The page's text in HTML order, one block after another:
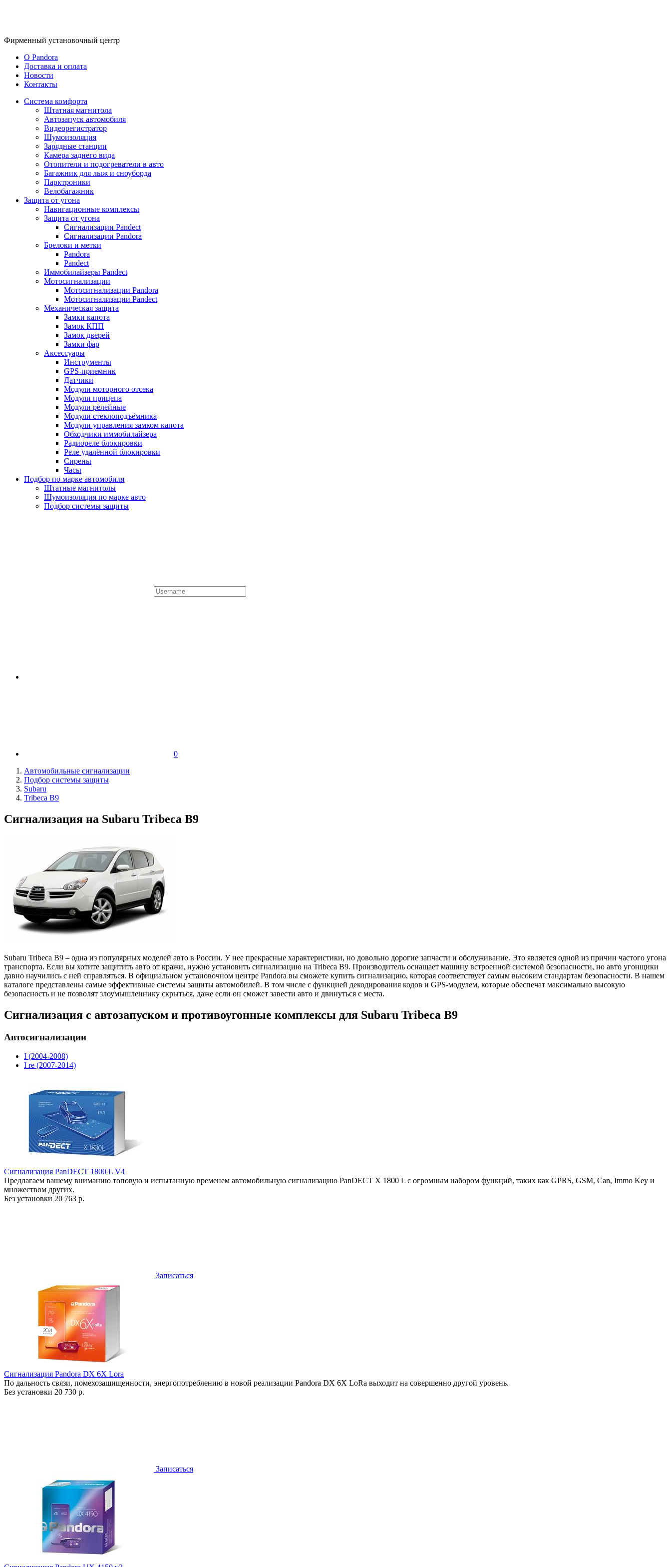
Фирменный установочный центр
O Pandora
Доставка и оплата
Новости
Контакты
Система комфорта
Штатная магнитола
Автозапуск автомобиля
Видеорегистратор
Шумоизоляция
Зарядные станции
Камера заднего вида
Отопители и подогреватели в авто
Багажник для лыж и сноуборда
Парктроники
Велобагажник
Защита от угона
Навигационные комплексы
Защита от угона
Сигнализации Pandect
Сигнализации Pandora
Брелоки и метки
Pandora
Pandect
Иммобилайзеры Pandect
Мотосигнализации
Мотосигнализации Pandora
Мотосигнализации Pandect
Механическая защита
Замки капота
Замок КПП
Замок дверей
Замки фар
Аксессуары
Инструменты
GPS-приемник
Датчики
Модули моторного отсека
Модули прицепа
Модули релейные
Модули стеклоподъёмника
Модули управления замком капота
Обходчики иммобилайзера
Радиореле блокировки
Реле удалённой блокировки
Сирены
Часы
Подбор по марке автомобиля
Штатные магнитолы
Шумоизоляция по марке авто
Подбор системы защиты
0
Автомобильные сигнализации
Подбор системы защиты
Subaru
Tribeca B9
Сигнализация на Subaru Tribeca B9
Subaru Tribeca B9 – одна из популярных моделей авто в России. У нее прекрасные характеристики, но довольно дорогие запчасти и обслуживание. Это является одной из причин частого угона
транспорта. Если вы хотите защитить авто от кражи, нужно установить сигнализацию на Tribeca B9. Производитель оснащает машину встроенной системой безопасности, но авто угонщики
давно научились с ней справляться. В официальном установочном центре Pandora вы сможете купить сигнализацию, которая соответствует самым высоким стандартам безопасности. В нашем
каталоге представлены самые эффективные системы защиты автомобилей. В том числе с функцией декодирования кодов и GPS-модулем, которые обеспечат максимально высокую
безопасность и не позволят злоумышленнику скрыться, даже если он сможет завести авто и двинуться с места.
Сигнализация с автозапуском и противоугонные комплексы для Subaru Tribeca B9
Автосигнализации
I (2004-2008)
I re (2007-2014)
Сигнализация PanDECT 1800 L V4
Предлагаем вашему вниманию топовую и испытанную временем автомобильную сигнализацию PanDECT X 1800 L с огромным набором функций, таких как GPRS, GSM, Can, Immo Key и
множеством других.
Без установки 20 763 р.
Записаться
Сигнализация Pandora DX 6X Lora
По дальность связи, помехозащищенности, энергопотреблению в новой реализации Pandora DX 6X LoRa выходит на совершенно другой уровень.
Без установки 20 730 р.
Записаться